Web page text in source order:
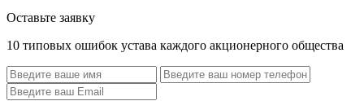
Оставьте заявку
10 типовых ошибок устава каждого акционерного общества